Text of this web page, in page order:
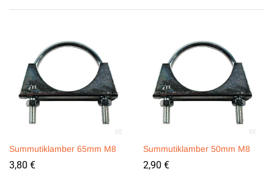
Summutiklamber 65mm M8
3,80 €
Summutiklamber 50mm M8
2,90 €